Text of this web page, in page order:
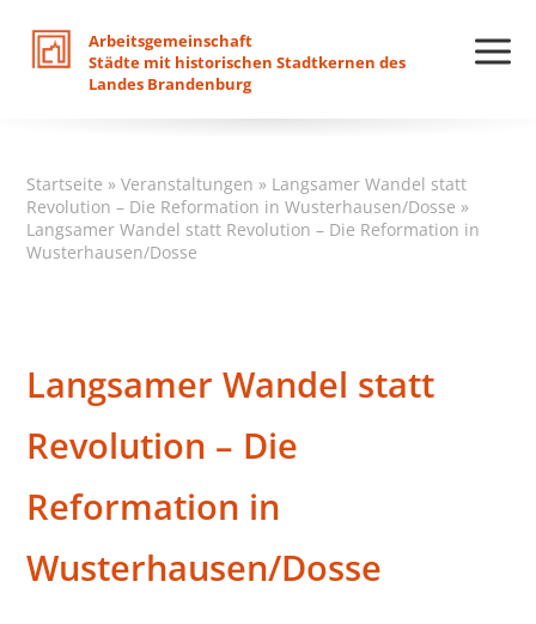
Arbeitsgemeinschaft
Städte mit historischen Stadtkernen des
Landes Brandenburg
Startseite »Veranstaltungen » Langsamer Wandel statt
Revolution – Die Reformation in Wusterhausen/Dosse »
Langsamer Wandel statt Revolution – Die Reformation in
Wusterhausen/Dosse
Langsamer Wandel statt
Revolution – Die
Reformation in
Wusterhausen/Dosse